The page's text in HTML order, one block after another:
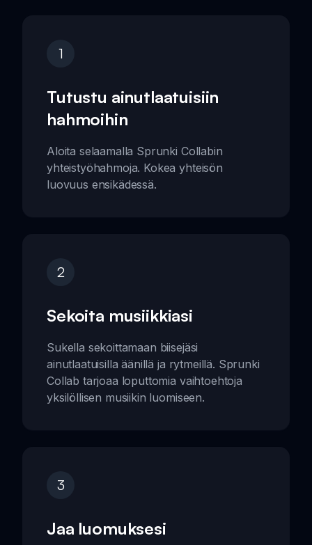
1
Tutustu ainutlaatuisiin
hahmoihin
Aloita selaamalla Sprunki Collabin
yhteistyöhahmoja. Kokea yhteisön
luovuus ensikädessä.
2
Sekoita musiikkiasi
Sukella sekoittamaan biisejäsi
ainutlaatuisilla äänillä ja rytmeillä. Sprunki
Collab tarjoaa loputtomia vaihtoehtoja
yksilöllisen musiikin luomiseen.
3
Jaa luomuksesi